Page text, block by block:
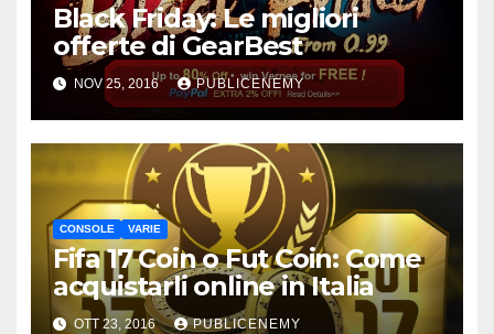
Black Friday: Le migliori
offerte di GearBest
NOV 25, 2016 PUBLICENEMY
CONSOLE VARIE
Fifa 17 Coin o Fut Coin: Come
acquistarli online in Italia
OTT 23, 2016 PUBLICENEMY